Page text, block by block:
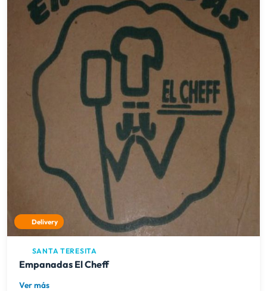
Delivery
SANTA TERESITA
Empanadas El Cheff
Ver más